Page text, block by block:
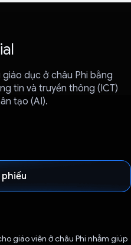
dục ở châu Phi bằng
tin và truyền thông (ICT)
tạo (AI).
phiếu
giáo viên ở châu Phi nhằm giúp